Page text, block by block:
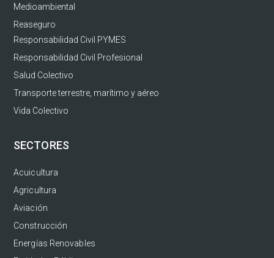
Medioambiental
Reaseguro
Responsabilidad Civil PYMES
Responsabilidad Civil Profesional
Salud Colectivo
Transporte terrestre, marítimo y aéreo
Vida Colectivo
SECTORES
Acuicultura
Agricultura
Aviación
Construcción
Energías Renovables